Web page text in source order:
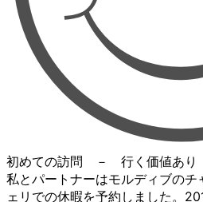
初めての訪問 － 行く価値あり
私とパートナーはモルディブの
ェリでの休暇を予約しました。